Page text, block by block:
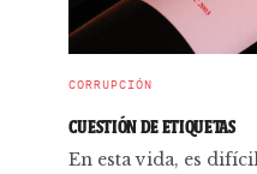
CORRUPCIÓN
CUESTIÓN DE ETIQUETAS
En esta vida, es